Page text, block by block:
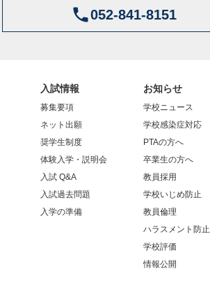
052-841-8151
入試情報
募集要項
ネット出願
奨学生制度
体験入学・説明会
入試 Q&A
入試過去問題
入学の準備
お知らせ
学校ニュース
学校感染症対応
PTAの方へ
卒業生の方へ
教員採用
学校いじめ防止
教員倫理
ハラスメント防止
学校評価
情報公開